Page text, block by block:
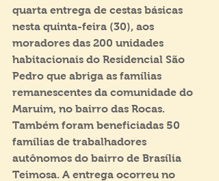
quarta entrega de cestas básicas
nesta quinta-feira (30), aos
moradores das 200 unidades
habitacionais do Residencial São
Pedro que abriga as famílias
remanescentes da comunidade do
Maruim, no bairro das Rocas.
Também foram beneficiadas 50
famílias de trabalhadores
autônomos do bairro de Brasília
Teimosa. A entrega ocorreu no